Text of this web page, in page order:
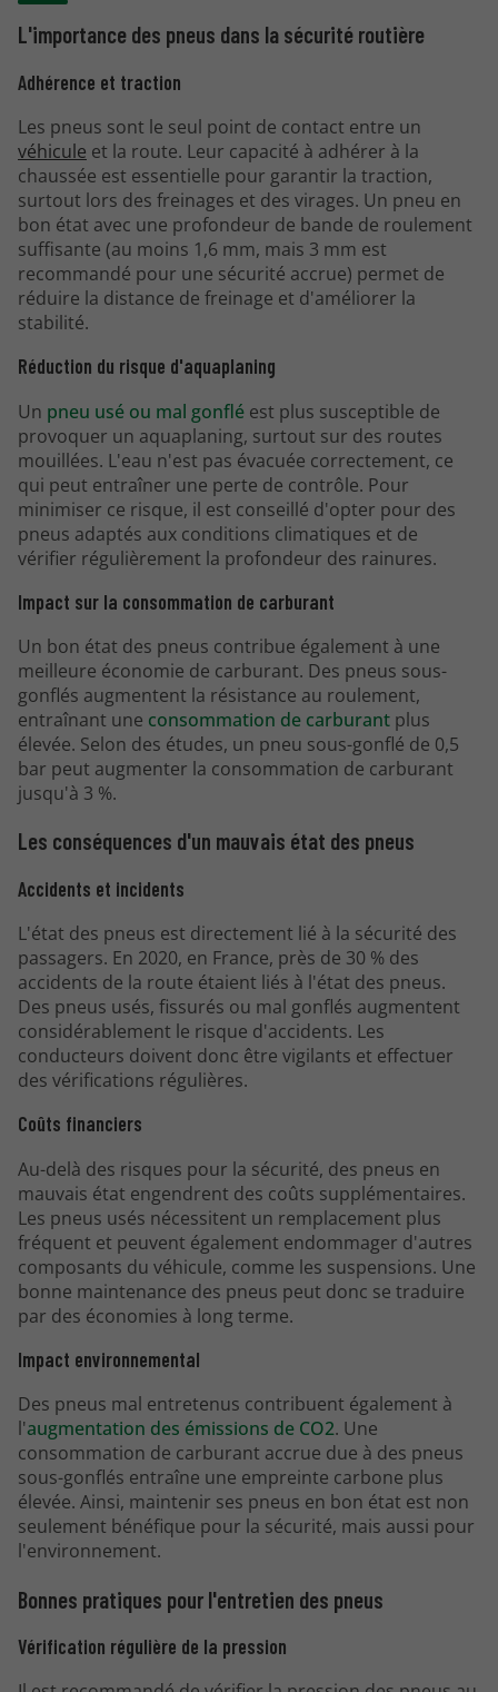
L'importance des pneus dans la sécurité routière
Adhérence et traction
Les pneus sont le seul point de contact entre un
véhicule et la route. Leur capacité à adhérer à la
chaussée est essentielle pour garantir la traction,
surtout lors des freinages et des virages. Un pneu en
bon état avec une profondeur de bande de roulement
suffisante (au moins 1,6 mm, mais 3 mm est
recommandé pour une sécurité accrue) permet de
réduire la distance de freinage et d'améliorer la
stabilité.
Réduction du risque d'aquaplaning
Un pneu usé ou mal gonflé est plus susceptible de
provoquer un aquaplaning, surtout sur des routes
mouillées. L'eau n'est pas évacuée correctement, ce
qui peut entraîner une perte de contrôle. Pour
minimiser ce risque, il est conseillé d'opter pour des
pneus adaptés aux conditions climatiques et de
vérifier régulièrement la profondeur des rainures.
Impact sur la consommation de carburant
Un bon état des pneus contribue également à une
meilleure économie de carburant. Des pneus sous-
gonflés augmentent la résistance au roulement,
entraînant une consommation de carburant plus
élevée. Selon des études, un pneu sous-gonflé de 0,5
bar peut augmenter la consommation de carburant
jusqu'à 3 %.
Les conséquences d'un mauvais état des pneus
Accidents et incidents
L'état des pneus est directement lié à la sécurité des
passagers. En 2020, en France, près de 30 % des
accidents de la route étaient liés à l'état des pneus.
Des pneus usés, fissurés ou mal gonflés augmentent
considérablement le risque d'accidents. Les
conducteurs doivent donc être vigilants et effectuer
des vérifications régulières.
Coûts financiers
Au-delà des risques pour la sécurité, des pneus en
mauvais état engendrent des coûts supplémentaires.
Les pneus usés nécessitent un remplacement plus
fréquent et peuvent également endommager d'autres
composants du véhicule, comme les suspensions. Une
bonne maintenance des pneus peut donc se traduire
par des économies à long terme.
Impact environnemental
Des pneus mal entretenus contribuent également à
l'augmentation des émissions de CO2. Une
consommation de carburant accrue due à des pneus
sous-gonflés entraîne une empreinte carbone plus
élevée. Ainsi, maintenir ses pneus en bon état est non
seulement bénéfique pour la sécurité, mais aussi pour
l'environnement.
Bonnes pratiques pour l'entretien des pneus
Vérification régulière de la pression